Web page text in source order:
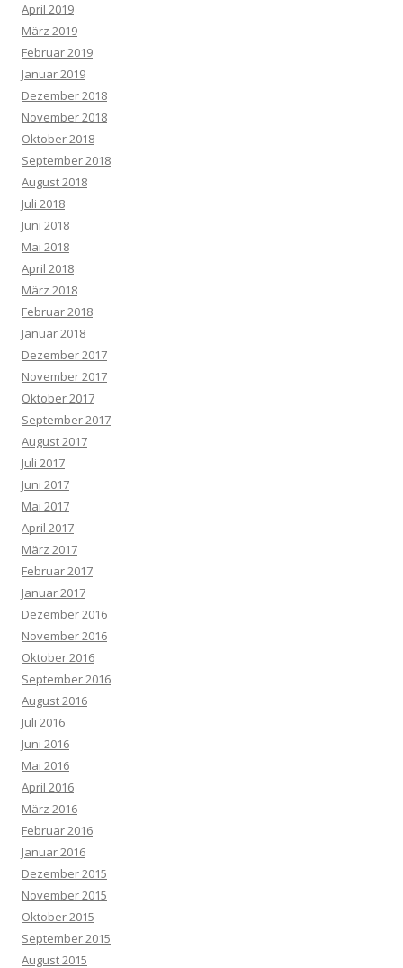
April 2019
März 2019
Februar 2019
Januar 2019
Dezember 2018
November 2018
Oktober 2018
September 2018
August 2018
Juli 2018
Juni 2018
Mai 2018
April 2018
März 2018
Februar 2018
Januar 2018
Dezember 2017
November 2017
Oktober 2017
September 2017
August 2017
Juli 2017
Juni 2017
Mai 2017
April 2017
März 2017
Februar 2017
Januar 2017
Dezember 2016
November 2016
Oktober 2016
September 2016
August 2016
Juli 2016
Juni 2016
Mai 2016
April 2016
März 2016
Februar 2016
Januar 2016
Dezember 2015
November 2015
Oktober 2015
September 2015
August 2015